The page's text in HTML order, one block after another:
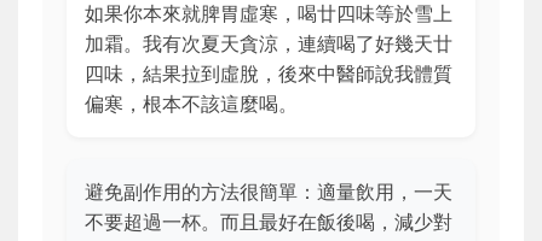
如果你本來就脾胃虛寒，喝廿四味等於雪上
加霜。我有次夏天貪涼，連續喝了好幾天廿
四味，結果拉到虛脫，後來中醫師說我體質
偏寒，根本不該這麼喝。
避免副作用的方法很簡單：適量飲用，一天
不要超過一杯。而且最好在飯後喝，減少對